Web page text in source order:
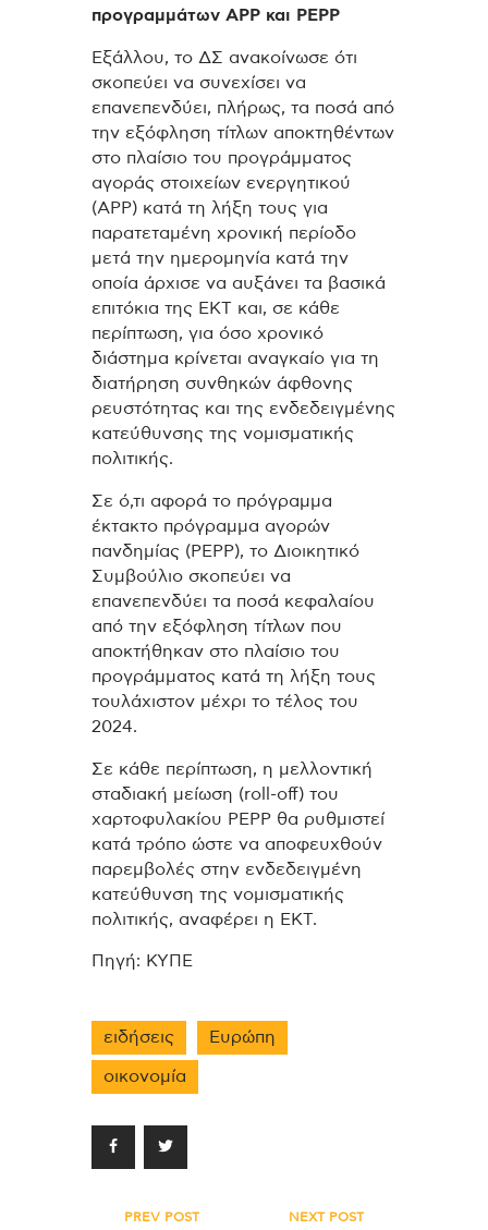
προγραμμάτων APP και PEPP
Εξάλλου, το ΔΣ ανακοίνωσε ότι
σκοπεύει να συνεχίσει να
επανεπενδύει, πλήρως, τα ποσά από
την εξόφληση τίτλων αποκτηθέντων
στο πλαίσιο του προγράμματος
αγοράς στοιχείων ενεργητικού
(APP) κατά τη λήξη τους για
παρατεταμένη χρονική περίοδο
μετά την ημερομηνία κατά την
οποία άρχισε να αυξάνει τα βασικά
επιτόκια της ΕΚΤ και, σε κάθε
περίπτωση, για όσο χρονικό
διάστημα κρίνεται αναγκαίο για τη
διατήρηση συνθηκών άφθονης
ρευστότητας και της ενδεδειγμένης
κατεύθυνσης της νομισματικής
πολιτικής.
Σε ό,τι αφορά το πρόγραμμα
έκτακτο πρόγραμμα αγορών
πανδημίας (PEPP), το Διοικητικό
Συμβούλιο σκοπεύει να
επανεπενδύει τα ποσά κεφαλαίου
από την εξόφληση τίτλων που
αποκτήθηκαν στο πλαίσιο του
προγράμματος κατά τη λήξη τους
τουλάχιστον μέχρι το τέλος του
2024.
Σε κάθε περίπτωση, η μελλοντική
σταδιακή μείωση (roll-off) του
χαρτοφυλακίου PEPP θα ρυθμιστεί
κατά τρόπο ώστε να αποφευχθούν
παρεμβολές στην ενδεδειγμένη
κατεύθυνση της νομισματικής
πολιτικής, αναφέρει η ΕΚΤ.
Πηγή: ΚΥΠΕ
ειδήσεις Ευρώπη
οικονομία
Πλοήγηση
PREV POST NEXT POST